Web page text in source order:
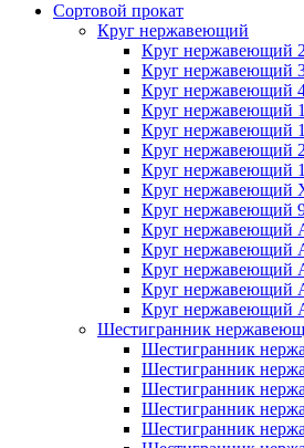
Сортовой прокат
Круг нержавеющий
Круг нержавеющий
Круг нержавеющий
Круг нержавеющий
Круг нержавеющий
Круг нержавеющий
Круг нержавеющий
Круг нержавеющий
Круг нержавеющий
Круг нержавеющий
Круг нержавеющий
Круг нержавеющий
Круг нержавеющий
Круг нержавеющий
Круг нержавеющий
Шестигранник
Шестигранник
Шестигранник
Шестигранник
Шестигранник
Шестигранник